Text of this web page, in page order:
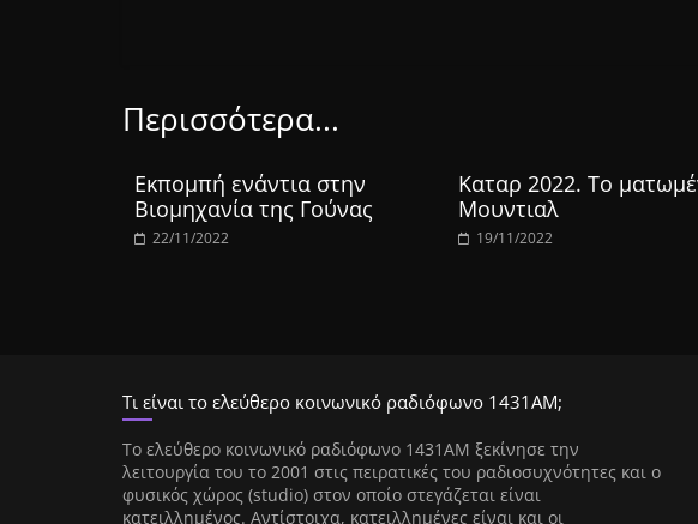
Περισσότερα...
Εκπομπή ενάντια στην
Βιομηχανία της Γούνας
22/11/2022
Καταρ 2022. Το
Μουντιαλ
19/11/2022
Τι είναι το ελεύθερο κοινωνικό ραδιόφωνο 1431ΑΜ;
Tο ελεύθερο κοινωνικό ραδιόφωνο 1431AM ξεκίνησε την
λειτουργία του το 2001 στις πειρατικές του ραδιοσυχνότητες και ο
φυσικός χώρος (studio) στον οποίο στεγάζεται είναι
κατειλλημένος. Αντίστοιχα, κατειλλημένες είναι και οι